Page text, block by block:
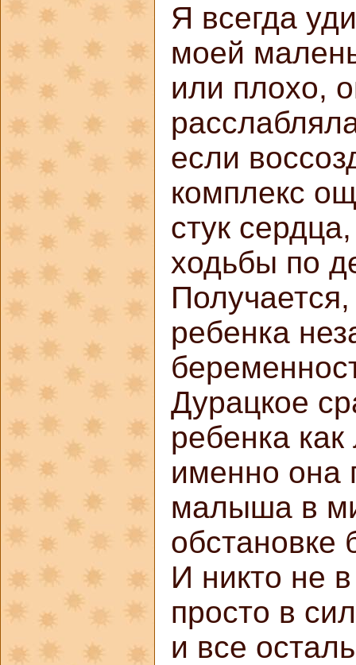
Я всегда
моей
или плохо,
если
комплекс
стук
ходьбы по
ребенка
Дурацкое
ребенка
именно она
малыша в
обстановке
И никто не
просто в
и все